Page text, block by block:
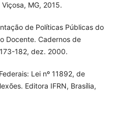
MG, 2015.
de Políticas Públicas do
Docente. Cadernos de
182, dez. 2000.
Lei nº 11892, de
Editora IFRN, Brasília,